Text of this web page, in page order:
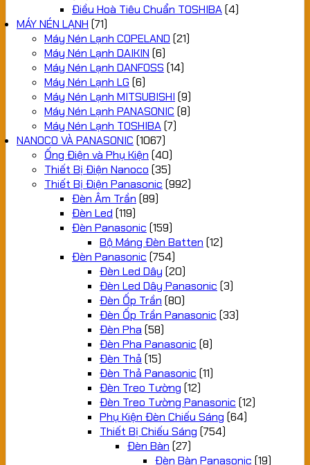
Điều Hoà Tiêu Chuẩn TOSHIBA(4)
MÁY NÉN LẠNH (71)
Máy Nén Lạnh COPELAND (21)
Máy Nén Lạnh DAIKIN (6)
Máy Nén Lạnh DANFOSS (14)
Máy Nén Lạnh LG (6)
Máy Nén Lạnh MITSUBISHI (9)
Máy Nén Lạnh PANASONIC (8)
Máy Nén Lạnh TOSHIBA(7)
NANOCO VÀ PANASONIC (1067)
Ống Điện và Phụ Kiện (40)
Thiết Bị Điện Nanoco (35)
Thiết Bị Điện Panasonic (992)
Đèn Âm Trần (89)
Đèn Led (119)
Đèn Panasonic (159)
Bộ Máng Đèn Batten (12)
Đèn Panasonic (754)
Đèn Led Dây (20)
Đèn Led Dây Panasonic (3)
Đèn Ốp Trần (80)
Đèn Ốp Trần Panasonic (33)
Đèn Pha (58)
Đèn Pha Panasonic (8)
Đèn Thả (15)
Đèn Thả Panasonic (11)
Đèn Treo Tường (12)
Đèn Treo Tường Panasonic (12)
Phụ Kiện Đèn Chiếu Sáng (64)
Thiết Bị Chiếu Sáng (754)
Đèn Bàn (27)
Đèn Bàn Panasonic (19)